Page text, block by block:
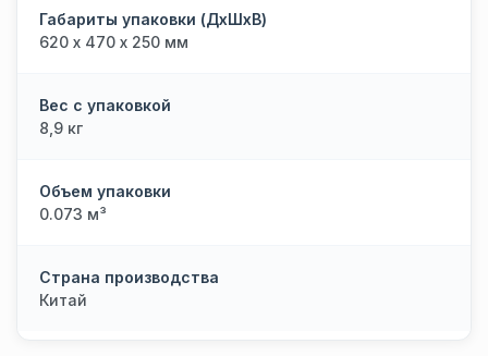
Габариты упаковки (ДхШхВ)
620 х 470 х 250 мм
Вес с упаковкой
8,9 кг
Объем упаковки
0.073 м³
Страна производства
Китай